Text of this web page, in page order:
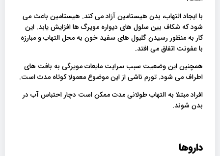
با ایجاد التهاب، بدن هیستامین آزاد می کند. هیستامین باعث می
شود که شکاف بین سلول های دیواره مویرگ ها افزایش یابد. این
کار به منظور رسیدن گلبول های سفید خون به محل التهاب و مبارزه
با عفونت اتفاق می افتد.
همچنین این وضعیت سبب سرایت مایعات مویرگی به بافت های
اطراف می شود. تورم ناشی از این موضوع معمولا کوتاه مدت است.
افراد مبتلا به التهاب طولانی مدت ممکن است دچار احتباس آب در
بدن شوند.
داروها